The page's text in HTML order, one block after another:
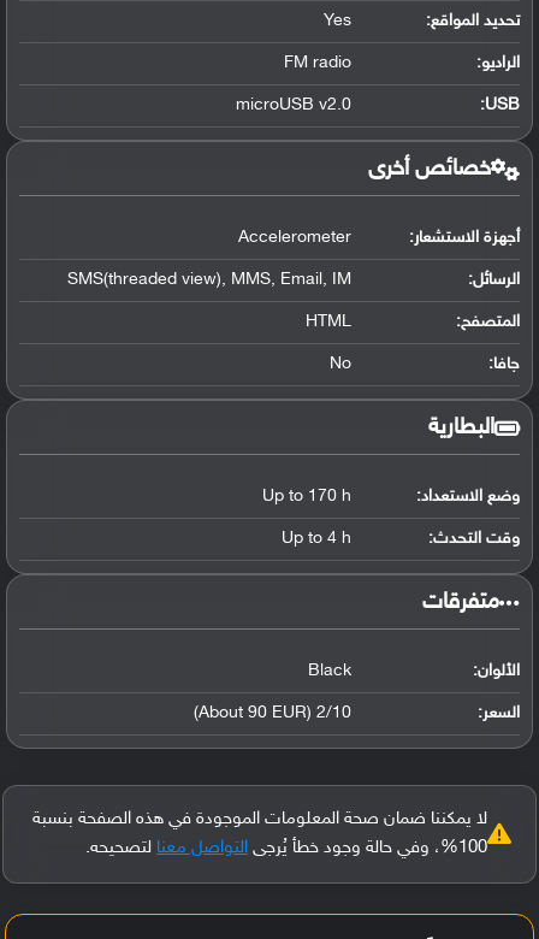
تحديد المواقع:
Yes
الراديو: FM radio
USB
:
microUSB v2.0
خصائص أخرى
أجهزة الاستشعار: Accelerometer
الرسائل: SMS(threaded view), MMS, Email, IM
المتصفح: HTML
جافا: No
البطارية
وضع الاستعداد: Up to 170 h
وقت التحدث: Up to 4 h
‏متفرقات‏
الألوان: Black
السعر: 2/10 (About 90 EUR)
لا يمكننا ضمان صحة المعلومات الموجودة في هذه الصفحة بنسبة
100%، وفي حالة وجود خطأ يُرجى
التواصل معنا لتصحيحه.